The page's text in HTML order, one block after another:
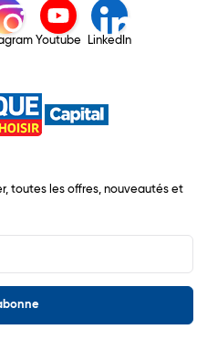
Youtube LinkedIn
toutes les offres, nouveautés et